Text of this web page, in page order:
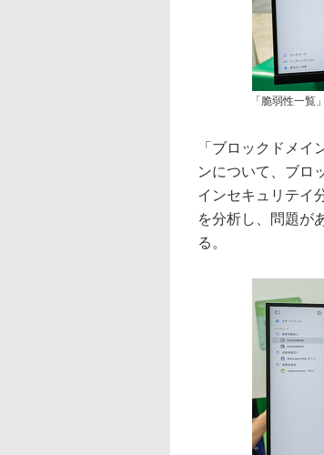
「脆弱性一
「ブロックドメ
ンについて、ブロ
インセキュリテイ
を分析し、問題が
る。